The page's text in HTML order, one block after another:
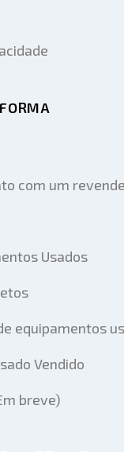
com um
Usados
equipamentos
Vendido
breve)